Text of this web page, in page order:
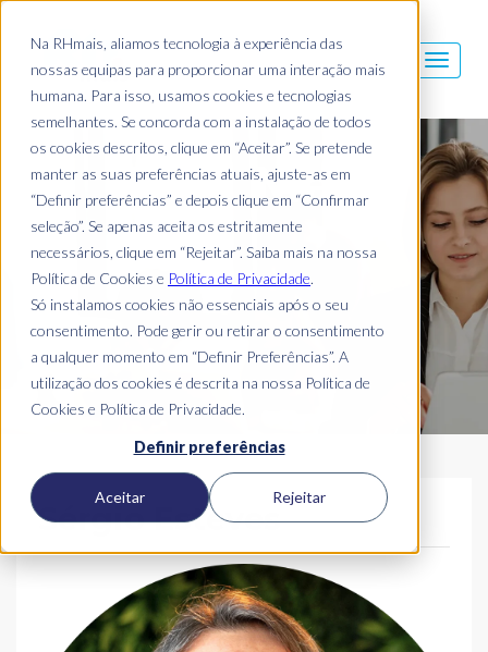
Na RHmais, aliamos tecnologia à experiência das
nossas equipas para proporcionar uma interação mais
humana. Para isso, usamos cookies e tecnologias
semelhantes. Se concorda com a instalação de todos
os cookies descritos, clique em “Aceitar”. Se pretende
manter as suas preferências atuais, ajuste-as em
“Definir preferências” e depois clique em “Confirmar
seleção”. Se apenas aceita os estritamente
necessários, clique em “Rejeitar”. Saiba mais na nossa
Política de Cookies e Política de Privacidade.
Só instalamos cookies não essenciais após o seu
consentimento. Pode gerir ou retirar o consentimento
a qualquer momento em “Definir Preferências”. A
utilização dos cookies é descrita na nossa Política de
Cookies e Política de Privacidade.
Definir preferências
Aceitar Rejeitar
Blog Mais
Sérgio Esteves